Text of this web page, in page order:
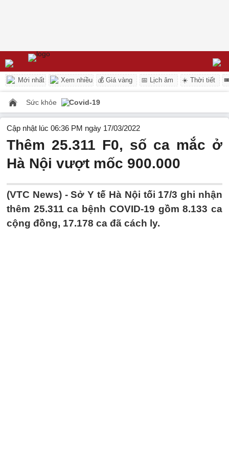
Mới nhất Xem nhiều 💰 Giá vàng 📅 Lịch âm ☀️ Thời tiết
Sức khỏe Covid-19
Cập nhật lúc 06:36 PM ngày 17/03/2022
Thêm 25.311 F0, số ca mắc ở
Hà Nội vượt mốc 900.000
(VTC News) -Sở Y tế Hà Nội tối 17/3 ghi nhận
thêm 25.311 ca bệnh COVID-19 gồm 8.133 ca
cộng đồng, 17.178 ca đã cách ly.